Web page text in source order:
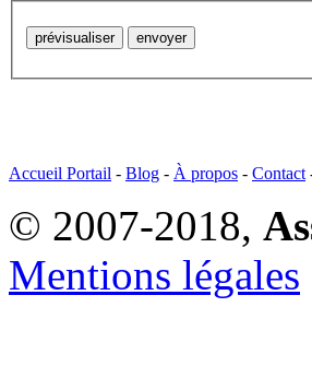
Accueil Portail - Blog - À propos - Contact
© 2007-2018,
Mentions légales